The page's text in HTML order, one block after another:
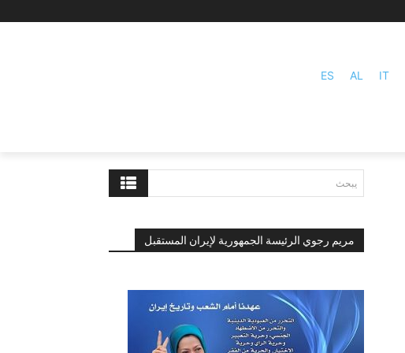
ES AL IT
يبحث
مريم رجوي الرئيسة الجمهورية لإيران المستقبل